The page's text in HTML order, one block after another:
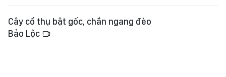
Cây cổ thụ bật gốc, chắn ngang đèo
Bảo Lộc